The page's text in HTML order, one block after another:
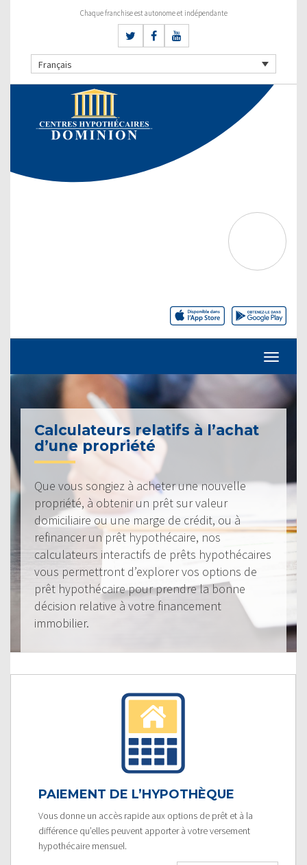
Chaque franchise est autonome et indépendante
Français
Calculateurs relatifs à l’achat
d’une propriété
Que vous songiez à acheter une nouvelle
propriété, à obtenir un prêt sur valeur
domiciliaire ou une marge de crédit, ou à
refinancer un prêt hypothécaire, nos
calculateurs interactifs de prêts hypothécaires
vous permettront d’explorer vos options de
prêt hypothécaire pour prendre la bonne
décision relative à votre financement
immobilier.
PAIEMENT DE L’HYPOTHÈQUE
Vous donne un accès rapide aux options de prêt et à la
différence qu’elles peuvent apporter à votre versement
hypothécaire mensuel.